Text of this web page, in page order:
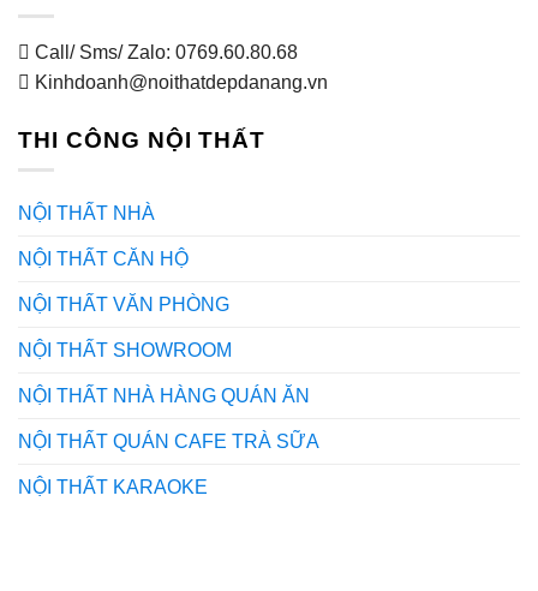
Call/ Sms/ Zalo: 0769.60.80.68
Kinhdoanh@noithatdepdanang.vn
THI CÔNG NỘI THẤT
NỘI THẤT NHÀ
NỘI THẤT CĂN HỘ
NỘI THẤT VĂN PHÒNG
NỘI THẤT SHOWROOM
NỘI THẤT NHÀ HÀNG QUÁN ĂN
NỘI THẤT QUÁN CAFE TRÀ SỮA
NỘI THẤT KARAOKE